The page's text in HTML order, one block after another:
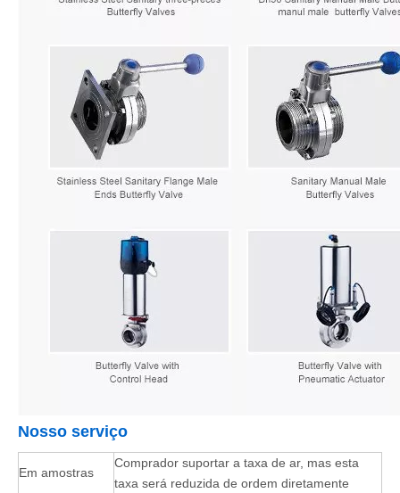
Nosso serviço
Em amostras
Comprador suportar a taxa de ar, mas esta
taxa será reduzida de ordem diretamente